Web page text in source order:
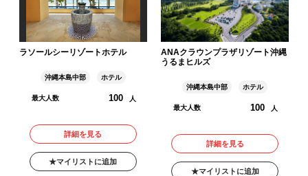
ラソールシーリゾートホテル
沖縄本島中部 ホテル
最大人数 100 人
詳細を見る
マイリストに追加
ANAクラウンプラザリゾート沖縄
うるまヒルズ
沖縄本島中部 ホテル
最大人数 100 人
詳細を見る
マイリストに追加